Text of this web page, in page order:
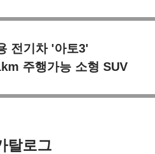
전기차 '아토3'
주행가능 소형 SUV
탈로그